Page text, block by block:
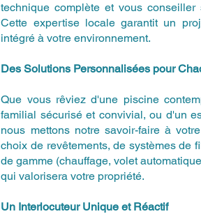
technique complète et vous
Cette expertise locale garantit un
intégré à votre environnement.
Des Solutions Personnalisées pour
Que vous rêviez d'une piscine
familial sécurisé et convivial, ou d'un
nous mettons notre savoir-faire à
choix de revêtements, de systèmes de
de gamme (chauffage, volet
qui valorisera votre propriété.
Un Interlocuteur Unique et Réactif